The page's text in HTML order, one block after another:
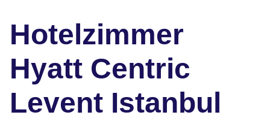
Hotelzimmer
Hyatt Centric
Levent Istanbul